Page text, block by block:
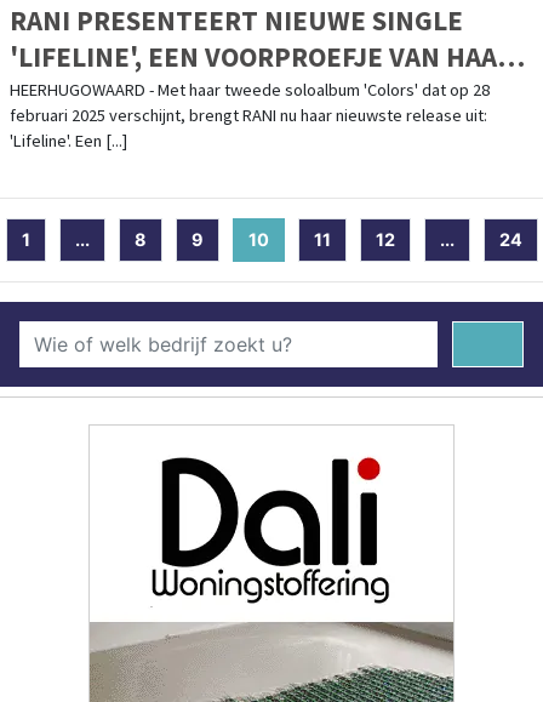
RANI PRESENTEERT NIEUWE SINGLE
'LIFELINE', EEN VOORPROEFJE VAN HAAR
AANKOMENDE ALBUM
HEERHUGOWAARD - Met haar tweede soloalbum 'Colors' dat op 28
februari 2025 verschijnt, brengt RANI nu haar nieuwste release uit:
'Lifeline'. Een [...]
1 ... 8 9 10 (current)
11 12 ... 24